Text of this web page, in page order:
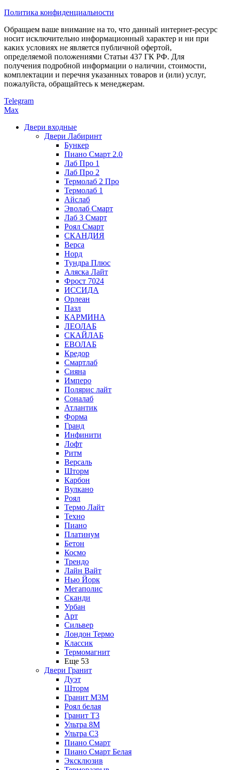
Политика конфиденциальности
Обращаем ваше внимание на то, что данный интернет-ресурс
носит исключительно информационный характер и ни при
каких условиях не является публичной офертой,
определяемой положениями Статьи 437 ГК РФ. Для
получения подробной информации о наличии, стоимости,
комплектации и перечня указанных товаров и (или) услуг,
пожалуйста, обращайтесь к менеджерам.
Telegram
Max
Двери входные
Двери Лабиринт
Бункер
Пиано Смарт 2.0
Лаб Про 1
Лаб Про 2
Термолаб 2 Про
Термолаб 1
Айслаб
Эволаб Смарт
Лаб 3 Смарт
Роял Смарт
СКАНДИЯ
Верса
Норд
Тундра Плюс
Аляска Лайт
Фрост 7024
ИССИДА
Орлеан
Пазл
КАРМИНА
ЛЕОЛАБ
СКАЙЛАБ
ЕВОЛАБ
Кредор
Смартлаб
Сияна
Имперо
Полярис лайт
Соналаб
Атлантик
Форма
Гранд
Инфинити
Лофт
Ритм
Версаль
Шторм
Карбон
Вулкано
Роял
Термо Лайт
Техно
Пиано
Платинум
Бетон
Космо
Трендо
Лайн Вайт
Нью Йорк
Мегаполис
Сканди
Урбан
Арт
Сильвер
Лондон Термо
Классик
Термомагнит
Еще 53
Двери Гранит
Дуэт
Шторм
Гранит М3М
Роял белая
Гранит Т3
Ультра 8М
Ультра С3
Пиано Смарт
Пиано Смарт Белая
Эксклюзив